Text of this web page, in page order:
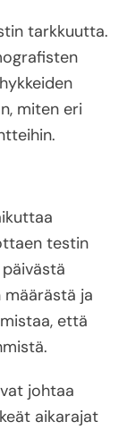
tarkkuutta.
miten eri
testin
määrästä ja
että
johtaa
aikarajat